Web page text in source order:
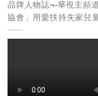
品牌人物誌¬-華視主頻
協會」用愛扶持失家兒